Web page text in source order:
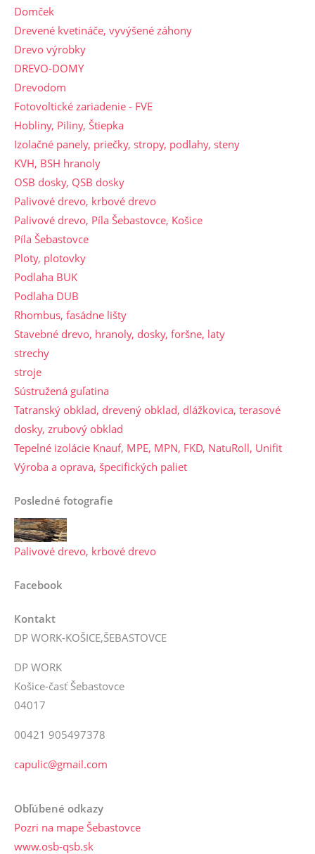
Domček
Drevené kvetináče, vyvýšené záhony
Drevo výrobky
DREVO-DOMY
Drevodom
Fotovoltické zariadenie - FVE
Hobliny, Piliny, Štiepka
Izolačné panely, priečky, stropy, podlahy, steny
KVH, BSH hranoly
OSB dosky, QSB dosky
Palivové drevo, krbové drevo
Palivové drevo, Píla Šebastovce, Košice
Píla Šebastovce
Ploty, plotovky
Podlaha BUK
Podlaha DUB
Rhombus, fasádne lišty
Stavebné drevo, hranoly, dosky, foršne, laty
strechy
stroje
Sústružená guľatina
Tatranský obklad, drevený obklad, dlážkovica, terasové
dosky, zrubový obklad
Tepelné izolácie Knauf, MPE, MPN, FKD, NatuRoll, Unifit
Výroba a oprava, špecifických paliet
Posledné fotografie
Palivové drevo, krbové drevo
Facebook
Kontakt
DP WORK-KOŠICE,ŠEBASTOVCE
DP WORK
Košice-časť Šebastovce
04017
00421 905497378
capulic@gmail.com
Obľúbené odkazy
Pozri na mape Šebastovce
www.osb-qsb.sk